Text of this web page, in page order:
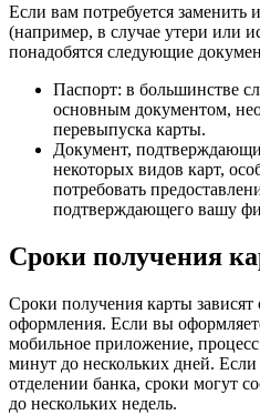
Если вам потребуется заменить
(например, в случае утери или
понадобятся следующие
Паспорт: в большинстве
основным документом,
перевыпуска карты.
Документ,
некоторых видов карт,
потребовать
подтверждающего вашу
Сроки получения
Сроки получения карты зависят
оформления. Если вы
мобильное приложение, процесс
минут до нескольких дней. Если
отделении банка, сроки могут
до нескольких недель.